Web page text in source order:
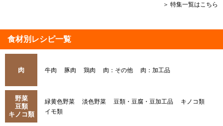
＞ 特集一覧はこちら
食材別レシピ一覧
肉 牛肉 豚肉 鶏肉 肉：その他 肉：加工品
野菜
豆類
キノコ類
緑黄色野菜 淡色野菜 豆類・豆腐・豆加工品
キノコ類
イモ類